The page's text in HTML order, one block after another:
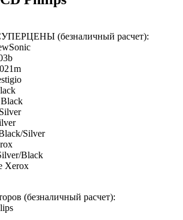
(безналичный расчет):
Silver
Black
Xerox
(безналичный расчет):